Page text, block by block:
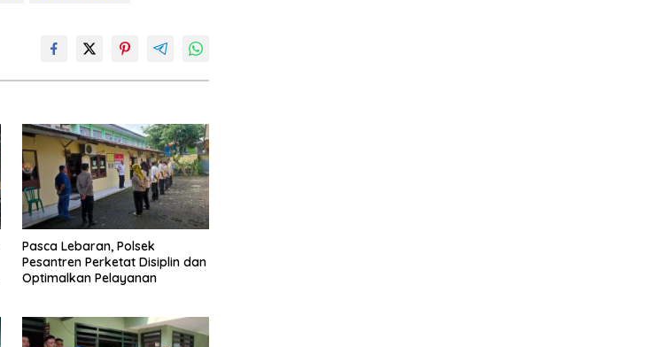
Pasca Lebaran, Polsek
Pesantren Perketat Disiplin dan
Optimalkan Pelayanan